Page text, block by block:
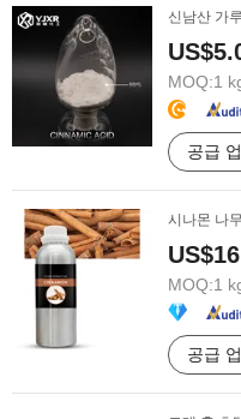
신남산 가
MOQ:1
공급
시나몬 나무
MOQ:1
공급